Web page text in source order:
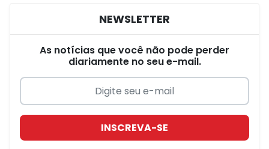
NEWSLETTER
As notícias que você não pode perder
diariamente no seu e-mail.
INSCREVA-SE